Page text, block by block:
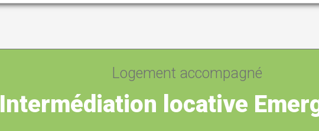
Logement accompagné
Intermédiation locative